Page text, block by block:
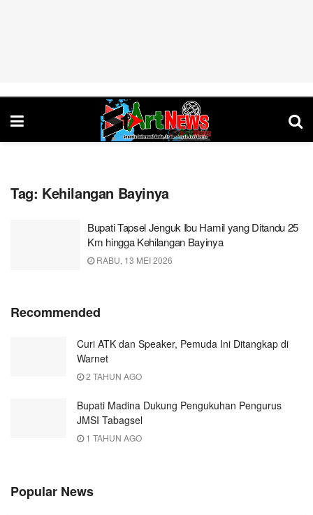
Tag: Kehilangan Bayinya
Bupati Tapsel Jenguk Ibu Hamil yang Ditandu 25
Km hingga Kehilangan Bayinya
RABU, 13 MEI 2026
Recommended
Curi ATK dan Speaker, Pemuda Ini Ditangkap di
Warnet
2 TAHUN AGO
Bupati Madina Dukung Pengukuhan Pengurus
JMSI Tabagsel
1 TAHUN AGO
Popular News